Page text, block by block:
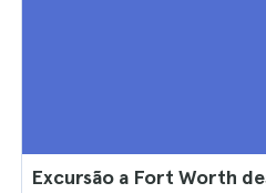
Excursão a Fort Worth